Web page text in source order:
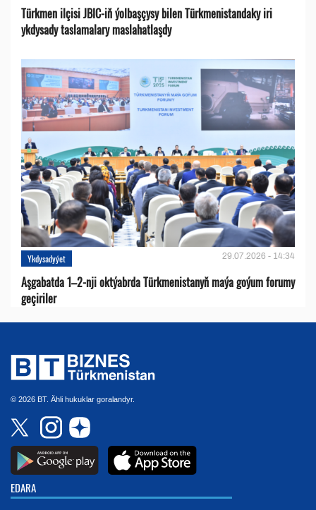
Türkmen ilçisi JBIC-iň ýolbaşçysy bilen Türkmenistandaky iri
ykdysady taslamalary maslahatlaşdy
Ykdysadyýet 29.07.2026 - 14:34
Aşgabatda 1–2-nji oktýabrda Türkmenistanyň maýa goýum forumy
geçiriler
© 2026 BT. Ähli hukuklar goralandyr.
EDARA